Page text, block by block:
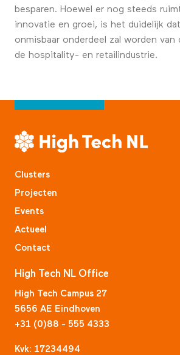
besparen. Hoewel er nog steeds
innovatie en groei, is het duidelijk
onmisbaar onderdeel zal worden van
de hospitality- en retailindustrie.
Clusters
Projecten
Events
Actueel
Contact
High Tech NL Office
High Tech Campus 27
5656 AE Eindhoven
+31 (0)88 - 555 4333
Kvk: 17234494